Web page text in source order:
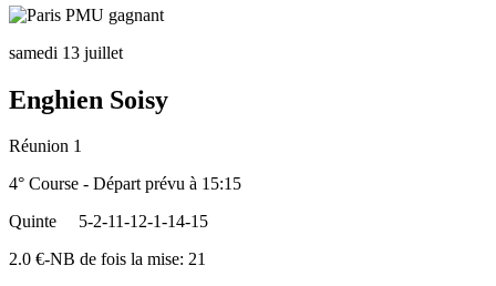
samedi 13 juillet
Enghien Soisy
Réunion 1
4° Course - Départ prévu à 15:15
Quinte
5-2-11-12-1-14-15
2.0 €-NB de fois la mise: 21